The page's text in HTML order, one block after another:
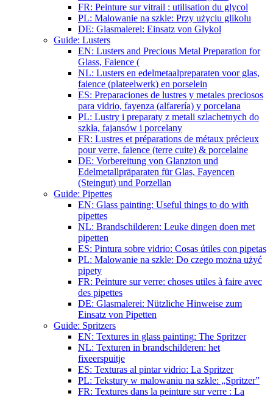
FR: Peinture sur vitrail : utilisation du glycol
PL: Malowanie na szkle: Przy użyciu glikolu
DE: Glasmalerei: Einsatz von Glykol
Guide: Lusters
EN: Lusters and Precious Metal Preparation for
Glass, Faience (
NL: Lusters en edelmetaalpreparaten voor glas,
faience (plateelwerk) en porselein
ES: Preparaciones de lustres y metales preciosos
para vidrio, fayenza (alfarería) y porcelana
PL: Lustry i preparaty z metali szlachetnych do
szkła, fajansów i porcelany
FR: Lustres et préparations de métaux précieux
pour verre, faïence (terre cuite) & porcelaine
DE: Vorbereitung von Glanzton und
Edelmetallpräparaten für Glas, Fayencen
(Steingut) und Porzellan
Guide: Pipettes
EN: Glass painting: Useful things to do with
pipettes
NL: Brandschilderen: Leuke dingen doen met
pipetten
ES: Pintura sobre vidrio: Cosas útiles con pipetas
PL: Malowanie na szkle: Do czego można użyć
pipety
FR: Peinture sur verre: choses utiles à faire avec
des pipettes
DE: Glasmalerei: Nützliche Hinweise zum
Einsatz von Pipetten
Guide: Spritzers
EN: Textures in glass painting: The Spritzer
NL: Texturen in brandschilderen: het
fixeerspuitje
ES: Texturas al pintar vidrio: La Spritzer
PL: Tekstury w malowaniu na szkle: „Spritzer”
FR: Textures dans la peinture sur verre : La